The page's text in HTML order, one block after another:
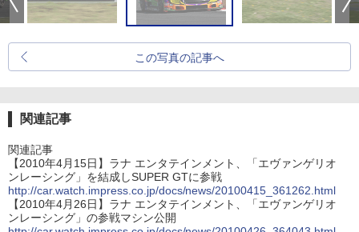
この写真の記事へ
関連記事
関連記事
【2010年4月15日】ラナ エンタテインメント、「エヴァンゲリオ
ンレーシング」を結成しSUPER GTに参戦
http://car.watch.impress.co.jp/docs/news/20100415_361262.html
【2010年4月26日】ラナ エンタテインメント、「エヴァンゲリオ
ンレーシング」の参戦マシン公開